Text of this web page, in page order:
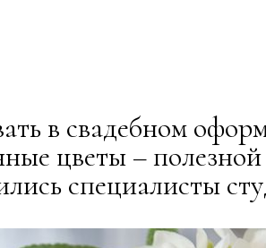
в свадебном
цветы –
специалисты